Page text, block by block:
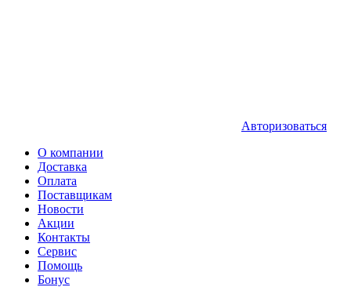
Авторизоваться
О компании
Доставка
Оплата
Поставщикам
Новости
Акции
Контакты
Сервис
Помощь
Бонус